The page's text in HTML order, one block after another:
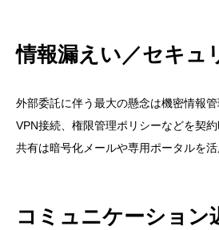
情報漏えい／セキュ
外部委託に伴う最大の懸念は機密情報
VPN接続、権限管理ポリシーなどを契
共有は暗号化メールや専用ポータルを活
コミュニケーション